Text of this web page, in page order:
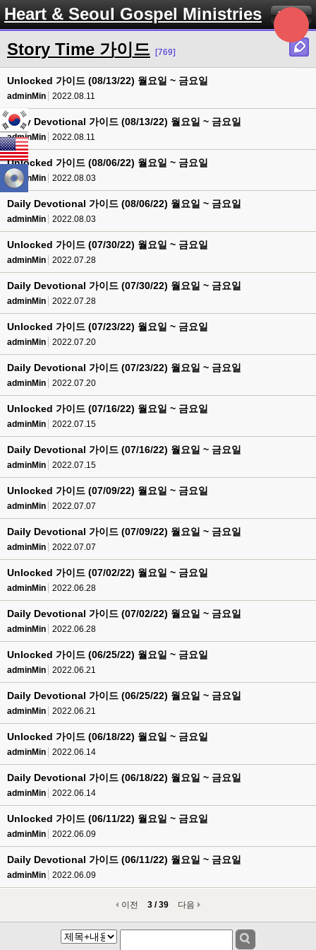
Heart & Seoul Gospel Ministries Menu
Story Time 가이드 [769]
Unlocked 가이드 (08/13/22) 월요일 ~ 금요일
adminMin 2022.08.11
Daily Devotional 가이드 (08/13/22) 월요일 ~ 금요일
adminMin 2022.08.11
Unlocked 가이드 (08/06/22) 월요일 ~ 금요일
adminMin 2022.08.03
Daily Devotional 가이드 (08/06/22) 월요일 ~ 금요일
adminMin 2022.08.03
Unlocked 가이드 (07/30/22) 월요일 ~ 금요일
adminMin 2022.07.28
Daily Devotional 가이드 (07/30/22) 월요일 ~ 금요일
adminMin 2022.07.28
Unlocked 가이드 (07/23/22) 월요일 ~ 금요일
adminMin 2022.07.20
Daily Devotional 가이드 (07/23/22) 월요일 ~ 금요일
adminMin 2022.07.20
Unlocked 가이드 (07/16/22) 월요일 ~ 금요일
adminMin 2022.07.15
Daily Devotional 가이드 (07/16/22) 월요일 ~ 금요일
adminMin 2022.07.15
Unlocked 가이드 (07/09/22) 월요일 ~ 금요일
adminMin 2022.07.07
Daily Devotional 가이드 (07/09/22) 월요일 ~ 금요일
adminMin 2022.07.07
Unlocked 가이드 (07/02/22) 월요일 ~ 금요일
adminMin 2022.06.28
Daily Devotional 가이드 (07/02/22) 월요일 ~ 금요일
adminMin 2022.06.28
Unlocked 가이드 (06/25/22) 월요일 ~ 금요일
adminMin 2022.06.21
Daily Devotional 가이드 (06/25/22) 월요일 ~ 금요일
adminMin 2022.06.21
Unlocked 가이드 (06/18/22) 월요일 ~ 금요일
adminMin 2022.06.14
Daily Devotional 가이드 (06/18/22) 월요일 ~ 금요일
adminMin 2022.06.14
Unlocked 가이드 (06/11/22) 월요일 ~ 금요일
adminMin 2022.06.09
Daily Devotional 가이드 (06/11/22) 월요일 ~ 금요일
adminMin 2022.06.09
이전 3 / 39 다음